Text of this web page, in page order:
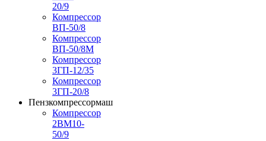
20/9
Компрессор
ВП-50/8
Компрессор
ВП-50/8М
Компрессор
3ГП-12/35
Компрессор
3ГП-20/8
Пензкомпрессормаш
Компрессор
2ВМ10-
50/9